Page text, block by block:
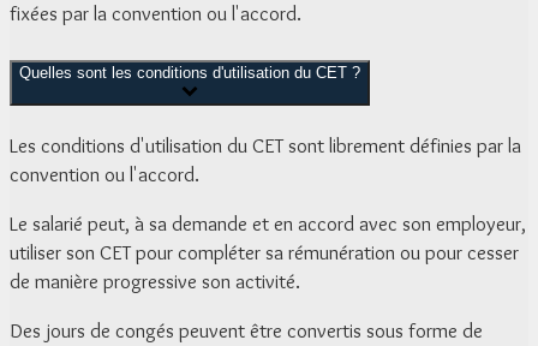
fixées par la convention ou l'accord.
Quelles sont les conditions d'utilisation du CET ?
Les conditions d'utilisation du CET sont librement définies par la
convention ou l'accord.
Le salarié peut, à sa demande et en accord avec son employeur,
utiliser son CET pour compléter sa rémunération ou pour cesser
de manière progressive son activité.
Des jours de congés peuvent être convertis sous forme de